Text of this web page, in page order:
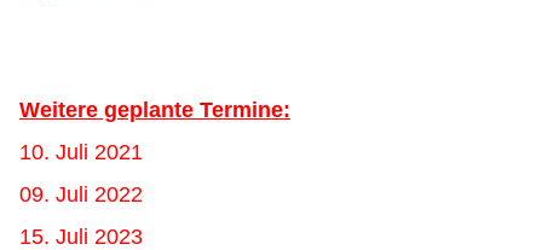
Weitere geplante Termine:
10. Juli 2021
09. Juli 2022
15. Juli 2023